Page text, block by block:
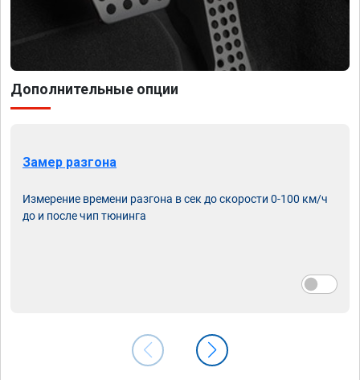
Дополнительные опции
Замер разгона
Измерение времени разгона в сек до скорости 0-100 км/ч
до и после чип тюнинга